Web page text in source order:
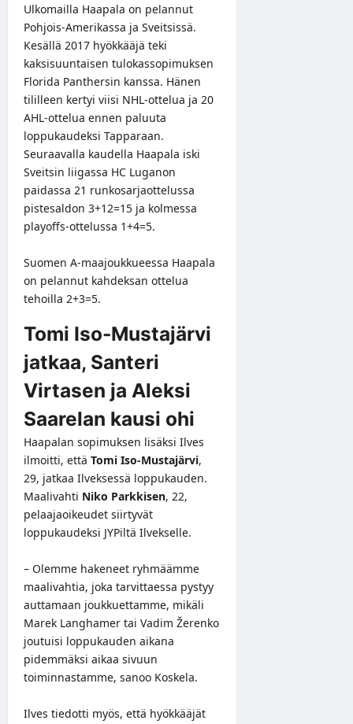
Ulkomailla Haapala on pelannut
Pohjois-Amerikassa ja Sveitsissä.
Kesällä 2017 hyökkääjä teki
kaksisuuntaisen tulokassopimuksen
Florida Panthersin kanssa. Hänen
tililleen kertyi viisi NHL-ottelua ja 20
AHL-ottelua ennen paluuta
loppukaudeksi Tapparaan.
Seuraavalla kaudella Haapala iski
Sveitsin liigassa HC Luganon
paidassa 21 runkosarjaottelussa
pistesaldon 3+12=15 ja kolmessa
playoffs-ottelussa 1+4=5.
Suomen A-maajoukkueessa Haapala
on pelannut kahdeksan ottelua
tehoilla 2+3=5.
Tomi Iso-Mustajärvi
jatkaa, Santeri
Virtasen ja Aleksi
Saarelan kausi ohi
Haapalan sopimuksen lisäksi Ilves
ilmoitti, että Tomi Iso-Mustajärvi,
29, jatkaa Ilveksessä loppukauden.
Maalivahti Niko Parkkisen, 22,
pelaajaoikeudet siirtyvät
loppukaudeksi JYPiltä Ilvekselle.
– Olemme hakeneet ryhmäämme
maalivahtia, joka tarvittaessa pystyy
auttamaan joukkuettamme, mikäli
Marek Langhamer tai Vadim Žerenko
joutuisi loppukauden aikana
pidemmäksi aikaa sivuun
toiminnastamme, sanoo Koskela.
Ilves tiedotti myös, että hyökkääjät